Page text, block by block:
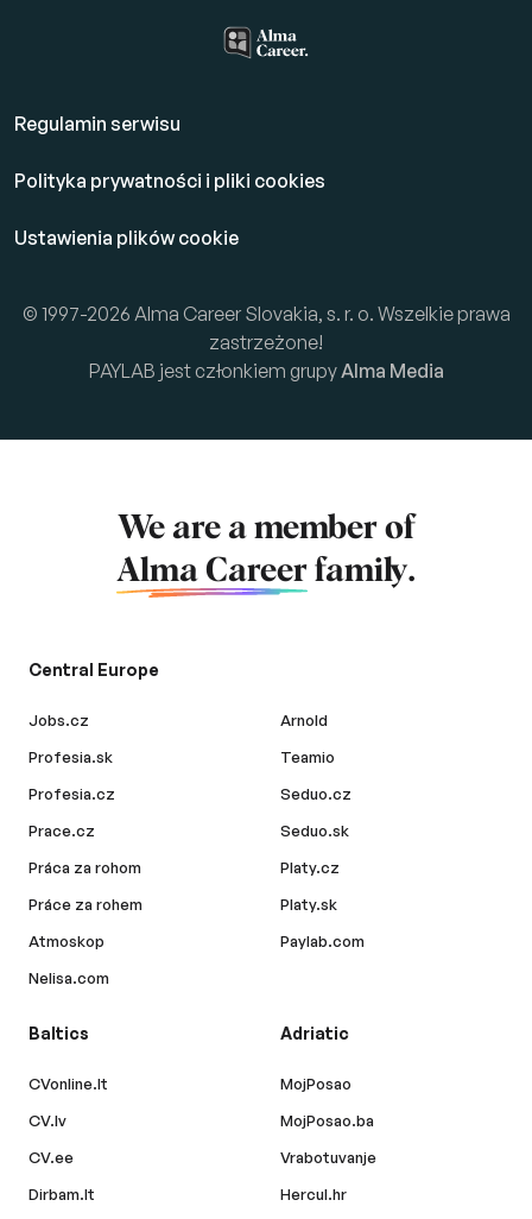
Regulamin serwisu
Polityka prywatności i pliki cookies
Ustawienia plików cookie
© 1997-2026 Alma Career Slovakia, s. r. o. Wszelkie prawa
zastrzeżone!
PAYLAB jest członkiem grupy Alma Media
We are a member of
Alma Career family.
Central Europe
Jobs.cz
Profesia.sk
Profesia.cz
Prace.cz
Práca za rohom
Práce za rohem
Atmoskop
Nelisa.com
Arnold
Teamio
Seduo.cz
Seduo.sk
Platy.cz
Platy.sk
Paylab.com
Baltics
CVonline.lt
CV.lv
CV.ee
Dirbam.lt
Adriatic
MojPosao
MojPosao.ba
Vrabotuvanje
Hercul.hr